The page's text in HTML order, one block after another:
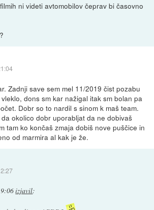
ni videti avtomobilov čeprav bi časovno
Zadnji save sem mel 11/2019 čist pozabu
dons sm kar nažigal itak sm bolan pa
Dobr so to nardil s sinom k maš team.
okolico dobr uporabljat da ne dobivaš
tam ko končaš zmaja dobiš nove puščice in
od marmira al kak je že.
izjavil: